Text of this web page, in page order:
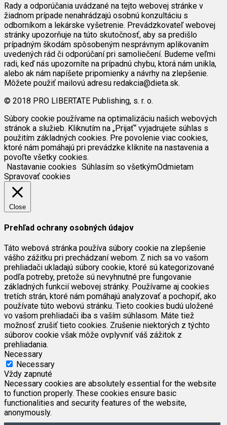
Rady a odporúčania uvádzané na tejto webovej stránke v
žiadnom prípade nenahrádzajú osobnú konzultáciu s
odborníkom a lekárske vyšetrenie. Prevádzkovateľ webovej
stránky upozorňuje na túto skutočnosť, aby sa predišlo
prípadným škodám spôsobeným nesprávnym aplikovaním
uvedených rád či odporúčaní pri samoliečení. Budeme veľmi
radi, keď nás upozorníte na prípadnú chybu, ktorá nám unikla,
alebo ak nám napíšete pripomienky a návrhy na zlepšenie.
Môžete použiť mailovú adresu redakcia@dieta.sk.
© 2018 PRO LIBERTATE Publishing, s. r. o.
Súbory cookie používame na optimalizáciu našich webových
stránok a služieb. Kliknutím na „Prijať“ vyjadrujete súhlas s
použitím základných cookies. Pre povolenie viac cookies,
ktoré nám pomáhajú pri prevádzke kliknite na nastavenia a
povoľte všetky cookies.
Nastavanie cookies Súhlasím so všetkýmOdmietam
Spravovať cookies
Close
Prehľad ochrany osobných údajov
Táto webová stránka používa súbory cookie na zlepšenie
vášho zážitku pri prechádzaní webom. Z nich sa vo vašom
prehliadači ukladajú súbory cookie, ktoré sú kategorizované
podľa potreby, pretože sú nevyhnutné pre fungovanie
základných funkcií webovej stránky. Používame aj cookies
tretích strán, ktoré nám pomáhajú analyzovať a pochopiť, ako
používate túto webovú stránku. Tieto cookies budú uložené
vo vašom prehliadači iba s vaším súhlasom. Máte tiež
možnosť zrušiť tieto cookies. Zrušenie niektorých z týchto
súborov cookie však môže ovplyvniť váš zážitok z
prehliadania.
Necessary
Necessary
Vždy zapnuté
Necessary cookies are absolutely essential for the website
to function properly. These cookies ensure basic
functionalities and security features of the website,
anonymously.